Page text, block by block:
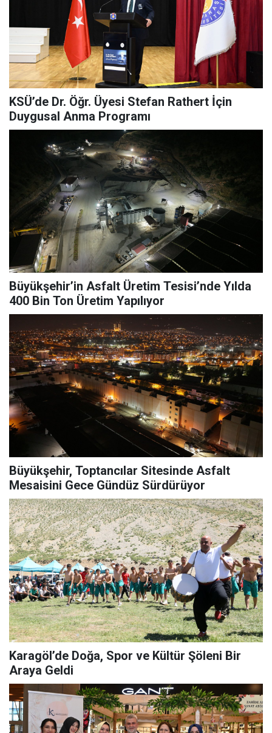
KSÜ’de Dr. Öğr. Üyesi Stefan Rathert İçin
Duygusal Anma Programı
Büyükşehir’in Asfalt Üretim Tesisi’nde Yılda
400 Bin Ton Üretim Yapılıyor
Büyükşehir, Toptancılar Sitesinde Asfalt
Mesaisini Gece Gündüz Sürdürüyor
Karagöl’de Doğa, Spor ve Kültür Şöleni Bir
Araya Geldi